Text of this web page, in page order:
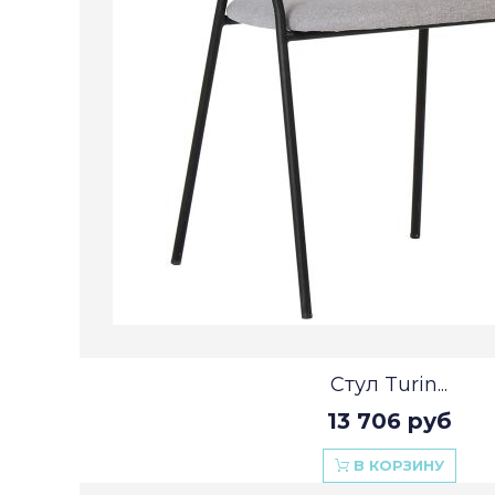
Стул Turin...
13 706 руб
В КОРЗИНУ